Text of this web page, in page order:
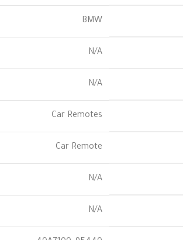
BMW
N/A
N/A
Car Remotes
Car Remote
N/A
N/A